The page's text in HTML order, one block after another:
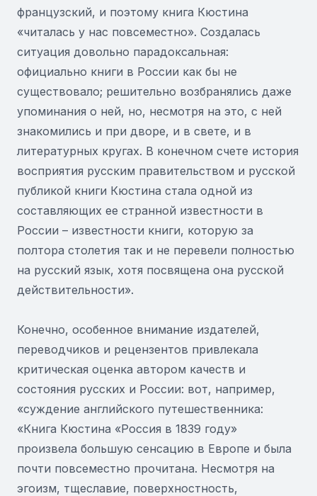
французский, и поэтому книга Кюстина
«читалась у нас повсеместно». Создалась
ситуация довольно парадоксальная:
официально книги в России как бы не
существовало; решительно возбранялись даже
упоминания о ней, но, несмотря на это, с ней
знакомились и при дворе, и в свете, и в
литературных кругах. В конечном счете история
восприятия русским правительством и русской
публикой книги Кюстина стала одной из
составляющих ее странной известности в
России – известности книги, которую за
полтора столетия так и не перевели полностью
на русский язык, хотя посвящена она русской
действительности».
Конечно, особенное внимание издателей,
переводчиков и рецензентов привлекала
критическая оценка автором качеств и
состояния русских и России: вот, например,
«суждение английского путешественника:
«Книга Кюстина «Россия в 1839 году»
произвела большую сенсацию в Европе и была
почти повсеместно прочитана. Несмотря на
эгоизм, тщеславие, поверхностность,